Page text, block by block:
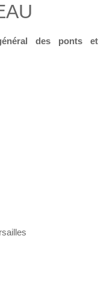
des ponts et